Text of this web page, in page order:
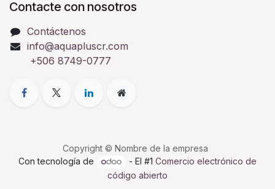
Contacte con nosotros
Contáctenos
info@aquapluscr.com
+506 8749-0777
Copyright © Nombre de la empresa
Con tecnología de
- El #1 Comercio electrónico de
código abierto